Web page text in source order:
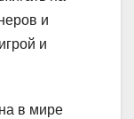
и
и
в мире